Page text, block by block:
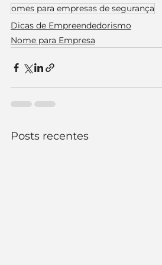
omes para empresas de segurança
Dicas de Empreendedorismo
Nome para Empresa
Posts recentes